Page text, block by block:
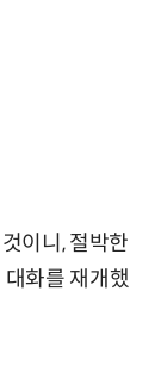
이니, 절박한
대화를 재개했